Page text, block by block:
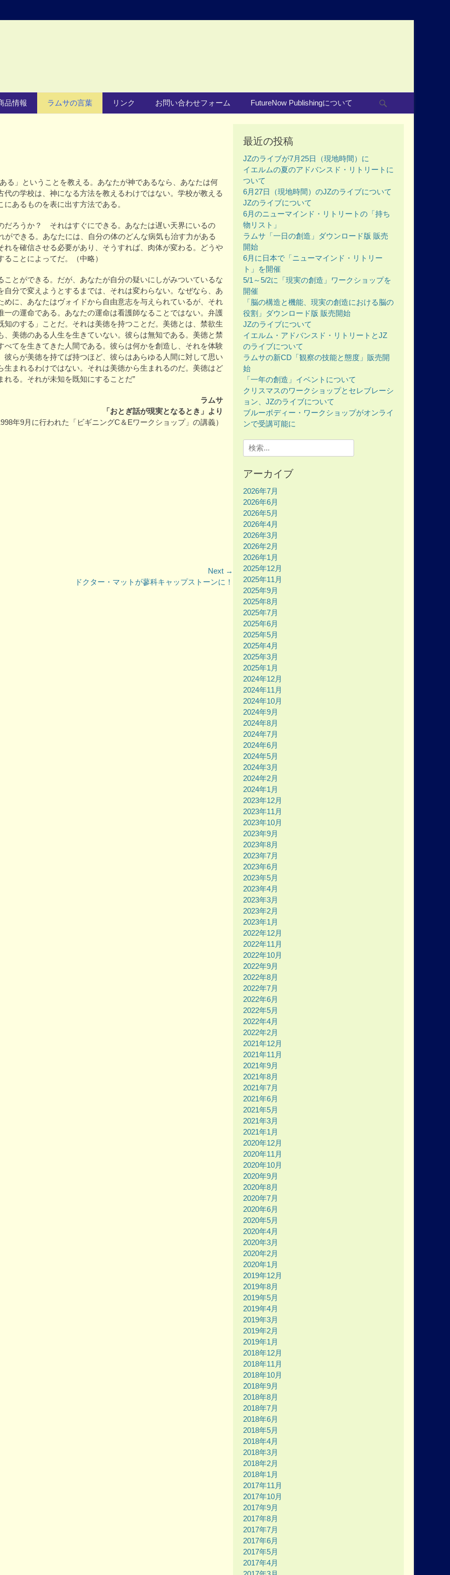
品情報 ラムサの言葉 リンク お問い合わせフォーム FutureNow Publishingについて
る」ということを教える。あなたが神であるなら、あなたは何
の学校は、神になる方法を教えるわけではない。学校が教える
あるものを表に出す方法である。
だろうか？ それはすぐにできる。あなたは遅い天界にいるの
できる。あなたには、自分の体のどんな病気も治す力がある
を確信させる必要があり、そうすれば、肉体が変わる。どうや
ことによってだ。（中略）
とができる。だが、あなたが自分の疑いにしがみついているな
分で変えようとするまでは、それは変わらない。なぜなら、あ
に、あなたはヴォイドから自由意志を与えられているが、それ
の運命である。あなたの運命は看護師なることではない。弁護
のする」ことだ。それは美徳を持つことだ。美徳とは、禁欲生
美徳のある人生を生きていない。彼らは無知である。美徳と禁
てを生きてきた人間である。彼らは何かを創造し、それを体験
らが美徳を持てば持つほど、彼らはあらゆる人間に対して思い
まれるわけではない。それは美徳から生まれるのだ。美徳はど
る。それが未知を既知にすることだ”
ラムサ
「おとぎ話が現実となるとき」より
年9月に行われた「ビギニングC＆Eワークショップ」の講義）
Next →
ドクター・マットが蓼科キャップストーンに！
最近の投稿
JZのライブが7月25日（現地時間）に
イエルムの夏のアドバンスド・リトリートに
ついて
6月27日（現地時間）のJZのライブについて
JZのライブについて
6月のニューマインド・リトリートの「持ち
物リスト」
ラムサ「一日の創造」ダウンロード版 販売
開始
6月に日本で「ニューマインド・リトリー
ト」を開催
5/1～5/2に「現実の創造」ワークショップを
開催
「脳の構造と機能、現実の創造における脳の
役割」ダウンロード版 販売開始
JZのライブについて
イエルム・アドバンスド・リトリートとJZ
のライブについて
ラムサの新CD「観察の技能と態度」販売開
始
「一年の創造」イベントについて
クリスマスのワークショップとセレブレーシ
ョン、JZのライブについて
ブルーボディー・ワークショップがオンライ
ンで受講可能に
Search
for:
アーカイブ
2026年7月
2026年6月
2026年5月
2026年4月
2026年3月
2026年2月
2026年1月
2025年12月
2025年11月
2025年9月
2025年8月
2025年7月
2025年6月
2025年5月
2025年4月
2025年3月
2025年1月
2024年12月
2024年11月
2024年10月
2024年9月
2024年8月
2024年7月
2024年6月
2024年5月
2024年3月
2024年2月
2024年1月
2023年12月
2023年11月
2023年10月
2023年9月
2023年8月
2023年7月
2023年6月
2023年5月
2023年4月
2023年3月
2023年2月
2023年1月
2022年12月
2022年11月
2022年10月
2022年9月
2022年8月
2022年7月
2022年6月
2022年5月
2022年4月
2022年2月
2021年12月
2021年11月
2021年9月
2021年8月
2021年7月
2021年6月
2021年5月
2021年3月
2021年1月
2020年12月
2020年11月
2020年10月
2020年9月
2020年8月
2020年7月
2020年6月
2020年5月
2020年4月
2020年3月
2020年2月
2020年1月
2019年12月
2019年8月
2019年5月
2019年4月
2019年3月
2019年2月
2019年1月
2018年12月
2018年11月
2018年10月
2018年9月
2018年8月
2018年7月
2018年6月
2018年5月
2018年4月
2018年3月
2018年2月
2018年1月
2017年11月
2017年10月
2017年9月
2017年8月
2017年7月
2017年6月
2017年5月
2017年4月